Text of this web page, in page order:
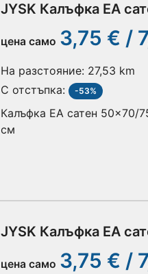
JYSK Калъфка EA
цена само 3,75 € /
На разстояние: 27,53 km
С отстъпка:
-53%
Калъфка EA сатен 50x70/
см
JYSK Калъфка EA
цена само 3,75 € /